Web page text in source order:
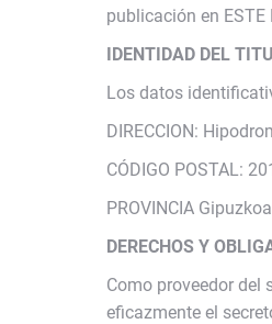
publicación en
IDENTIDAD DEL
Los datos
DIRECCION:
CÓDIGO POSTAL:
PROVINCIA Gipuzkoa
DERECHOS Y
Como proveedor del
eficazmente el